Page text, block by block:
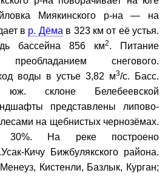
Миякинского р-на — на
в р. Дёма в 323 км от её устья.
бассейна 856 км2. Питание
снегового.
воды в устье 3,82 м3/с. Басс.
склоне Белебеевской
представлены липово-
на щебнистых чернозёмах.
30%. На реке построено
Кичу Бижбулякского района.
Кистенли, Базлык, Курган;